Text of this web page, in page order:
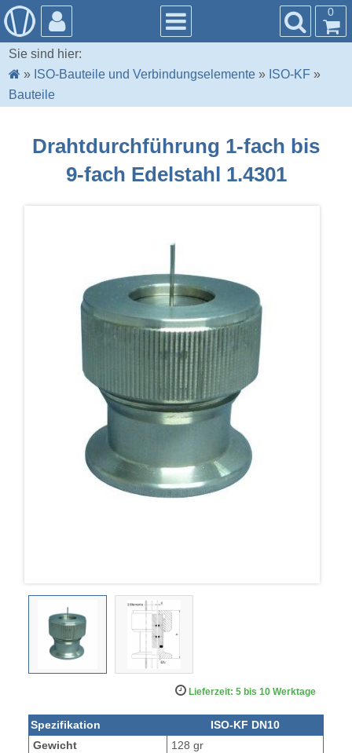
0
Sie sind hier:
» ISO-Bauteile und Verbindungselemente » ISO-KF »
Bauteile
Drahtdurchführung 1-fach bis
9-fach Edelstahl 1.4301
Lieferzeit: 5 bis 10 Werktage
Spezifikation
ISO-KF DN10
Gewicht
128 gr